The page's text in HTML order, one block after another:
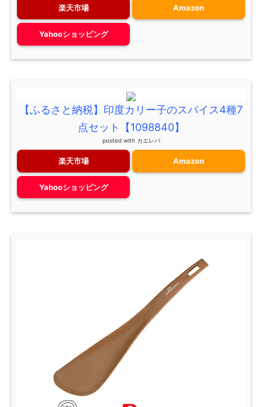
楽天市場 Amazon
Yahooショッピング
【ふるさと納税】印度カリー子のスパイス4種7
点セット【1098840】
posted with カエレバ
楽天市場 Amazon
Yahooショッピング